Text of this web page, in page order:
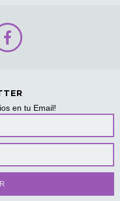
en tu Email!